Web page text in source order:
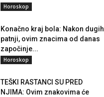
Horoskop
Konačno kraj bola: Nakon dugih
patnji, ovim znacima od danas
započinje...
Horoskop
TEŠKI RASTANCI SU PRED
NJIMA: Ovim znakovima će